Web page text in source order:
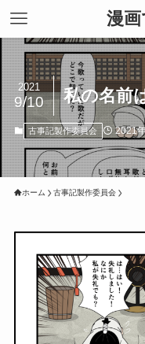
漫
私の名前
2021
9/10
古事記製作委員会 2021
ホーム 古事記製作委員会